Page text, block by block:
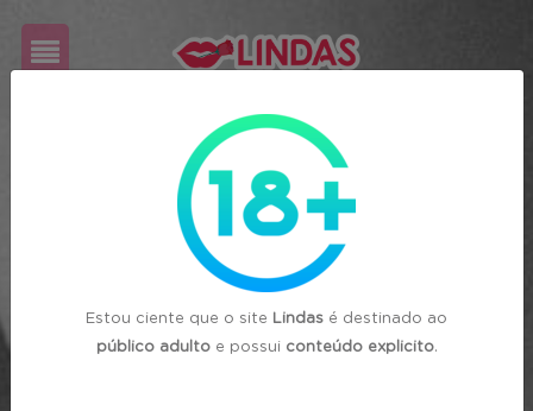
Estou ciente que o site Lindas é destinado ao
público adultoe possui conteúdo explicito.